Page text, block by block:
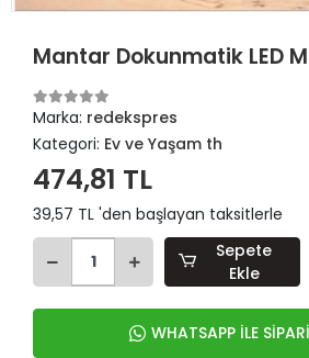
Mantar Dokunmatik LED
Marka: redekspres
Kategori: Ev ve Yaşam th
474,81 TL
39,57 TL 'den başlayan taksitlerle
Sepete
Ekle
WHATSAPP İLE